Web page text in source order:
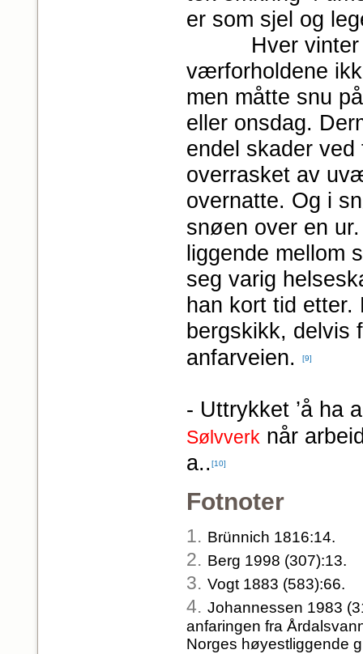
er som sjel og
Hver vinter
værforholdene
men måtte snu
eller onsdag.
endel skader
overrasket av
overnatte. Og i
snøen over en
liggende mellom
seg varig
han kort tid etter.
bergskikk, delvis
anfarveien.
[9]
- Uttrykket ’å ha
Sølvverk når
a.. [10]
Fotnoter
1. Brünnich 1816:14.
2. Berg 1998 (307):13.
3. Vogt 1883 (583):66.
4. Johannessen 1983
anfaringen fra
Norges høyestliggende